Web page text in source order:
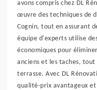
avons compris chez DL
œuvre des techniques de
Cognin, tout en assurant
équipe d'experts utilise
économiques pour
anciens et les taches,
terrasse. Avec DL
qualité-prix avantageux